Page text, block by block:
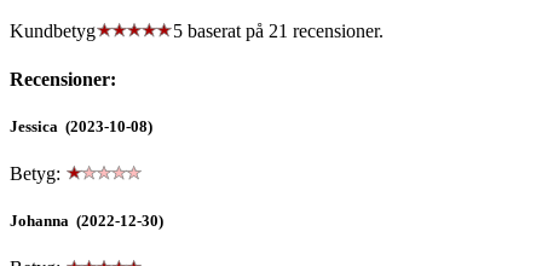
Kundbetyg 5 baserat på 21 recensioner.
Recensioner:
Jessica (2023-10-08)
Betyg:
Johanna (2022-12-30)